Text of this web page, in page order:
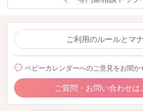
ご利用のルールとマ
ベビーカレンダーへのご意見をお聞か
ご質問・お問い合わせは